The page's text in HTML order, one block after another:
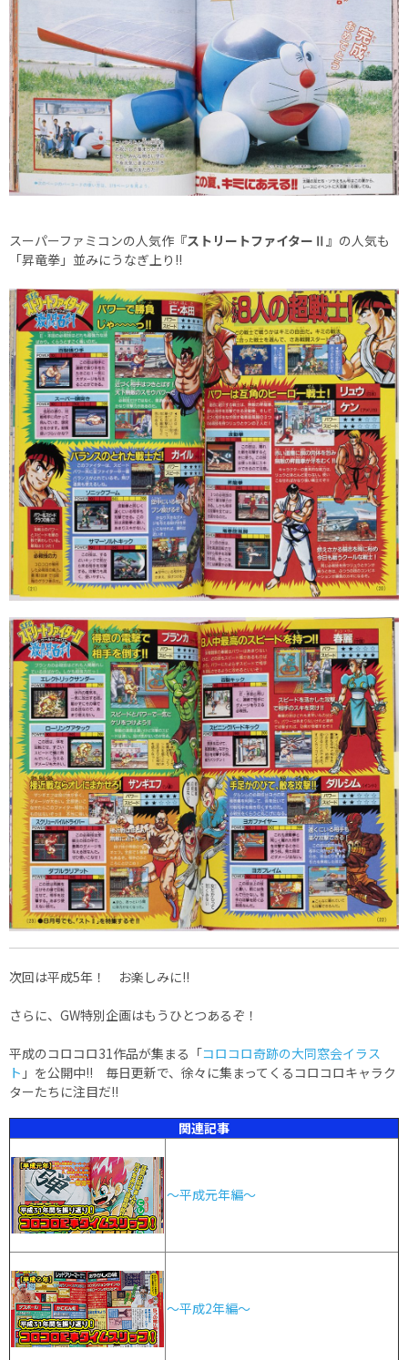
スーパーファミコンの人気作 『ストリートファイターⅡ』 の人気も
「昇竜拳」並みにうなぎ上り!!
次回は平成5年！ お楽しみに!!
さらに、GW特別企画はもうひとつあるぞ！
平成のコロコロ31作品が集まる「コロコロ奇跡の大同窓会イラス
ト 」を公開中!! 毎日更新で、徐々に集まってくるコロコロキャラク
ターたちに注目だ!!
関連記事
～平成元年編～
～平成2年編～